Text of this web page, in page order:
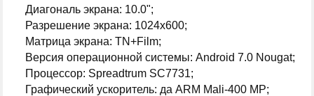
Диагональ экрана: 10.0";
Разрешение экрана: 1024x600;
Матрица экрана: TN+Film;
Версия операционной системы: Android 7.0 Nougat;
Процессор: Spreadtrum SC7731;
Графический ускоритель: да ARM Mali-400 MP;